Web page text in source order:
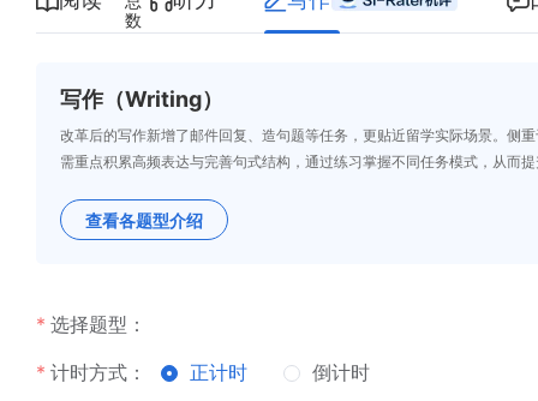
数
写作（Writing）
改革后的写作新增了邮件回复、造句题等任务，更贴近留学实际场景。侧
需重点积累高频表达与完善句式结构，通过练习掌握不同任务模式，从而
查看各题型介绍
选择题型：
计时方式：
正计时 倒计时